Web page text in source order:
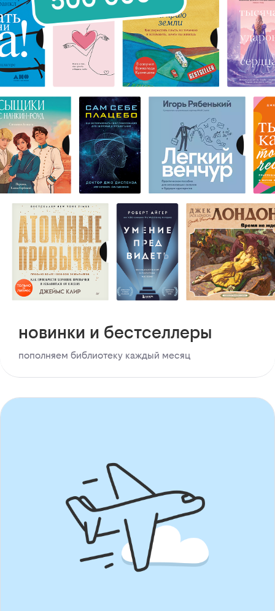
новинки и бестселлеры
пополняем библиотеку каждый месяц